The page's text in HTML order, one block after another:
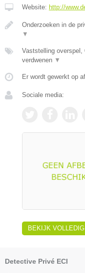
Website: http://
Onderzoeken in de
▼
Vaststelling overspel,
verdwenen ▼
Er wordt gewerkt op
Sociale media:
BEKIJK
Detective Privé ECI